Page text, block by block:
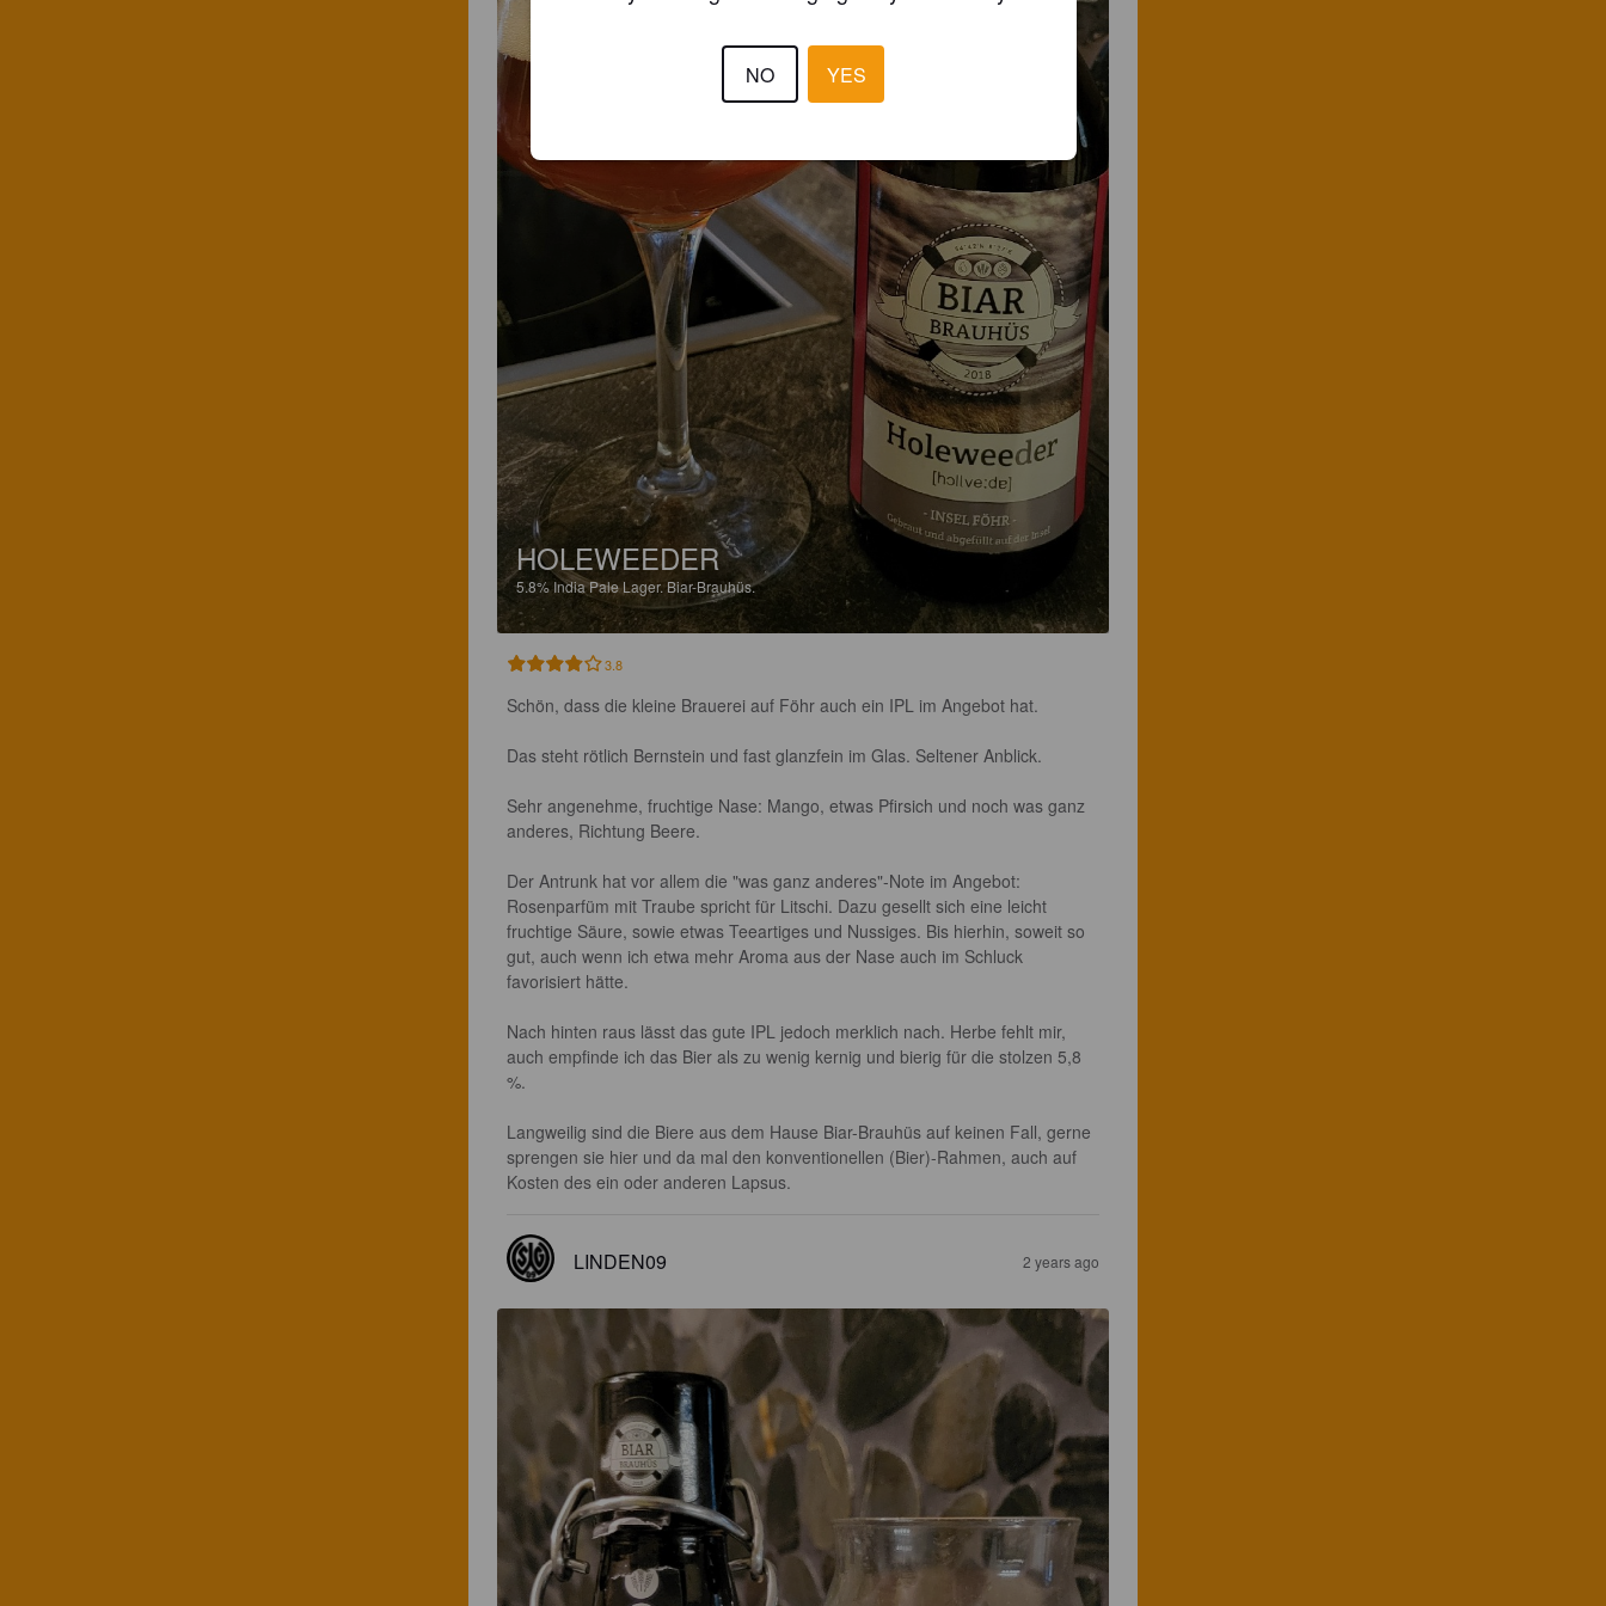
HOLEWEEDER
5.8% India Pale Lager.Biar-Brauhüs.
3.8
Schön, dass die kleine Brauerei auf Föhr auch ein IPL im Angebot hat.
Das steht rötlich Bernstein und fast glanzfein im Glas. Seltener Anblick.
Sehr angenehme, fruchtige Nase: Mango, etwas Pfirsich und noch was ganz
anderes, Richtung Beere.
Der Antrunk hat vor allem die "was ganz anderes"-Note im Angebot:
Rosenparfüm mit Traube spricht für Litschi. Dazu gesellt sich eine leicht
fruchtige Säure, sowie etwas Teeartiges und Nussiges. Bis hierhin, soweit so
gut, auch wenn ich etwa mehr Aroma aus der Nase auch im Schluck
favorisiert hätte.
Nach hinten raus lässt das gute IPL jedoch merklich nach. Herbe fehlt mir,
auch empfinde ich das Bier als zu wenig kernig und bierig für die stolzen 5,8
%.
Langweilig sind die Biere aus dem Hause Biar-Brauhüs auf keinen Fall, gerne
sprengen sie hier und da mal den konventionellen (Bier)-Rahmen, auch auf
Kosten des ein oder anderen Lapsus.
LINDEN09 2 years ago
NO YES